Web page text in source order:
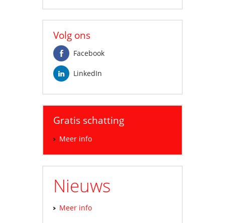
Volg ons
Facebook
LinkedIn
Gratis schatting
Meer info
Nieuws
Meer info